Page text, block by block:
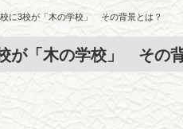
に3校が「木の学校」 その背景とは？
が「木の学校」 その